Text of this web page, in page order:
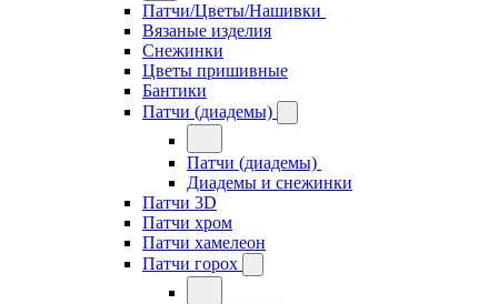
Патчи/Цветы/Нашивки
Вязаные изделия
Снежинки
Цветы пришивные
Бантики
Патчи (диадемы)
Патчи (диадемы)
Диадемы и снежинки
Патчи 3D
Патчи хром
Патчи хамелеон
Патчи горох